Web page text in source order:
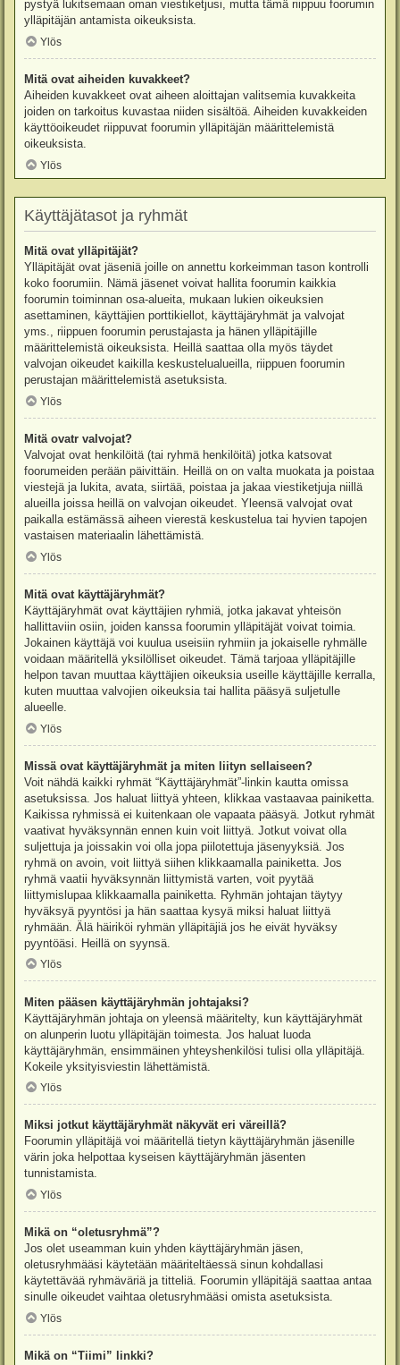
pystyä lukitsemaan oman viestiketjusi, mutta tämä riippuu foorumin
ylläpitäjän antamista oikeuksista.
Ylös
Mitä ovat aiheiden kuvakkeet?
Aiheiden kuvakkeet ovat aiheen aloittajan valitsemia kuvakkeita
joiden on tarkoitus kuvastaa niiden sisältöä. Aiheiden kuvakkeiden
käyttöoikeudet riippuvat foorumin ylläpitäjän määrittelemistä
oikeuksista.
Ylös
Käyttäjätasot ja ryhmät
Mitä ovat ylläpitäjät?
Ylläpitäjät ovat jäseniä joille on annettu korkeimman tason kontrolli
koko foorumiin. Nämä jäsenet voivat hallita foorumin kaikkia
foorumin toiminnan osa-alueita, mukaan lukien oikeuksien
asettaminen, käyttäjien porttikiellot, käyttäjäryhmät ja valvojat
yms., riippuen foorumin perustajasta ja hänen ylläpitäjille
määrittelemistä oikeuksista. Heillä saattaa olla myös täydet
valvojan oikeudet kaikilla keskustelualueilla, riippuen foorumin
perustajan määrittelemistä asetuksista.
Ylös
Mitä ovatr valvojat?
Valvojat ovat henkilöitä (tai ryhmä henkilöitä) jotka katsovat
foorumeiden perään päivittäin. Heillä on on valta muokata ja poistaa
viestejä ja lukita, avata, siirtää, poistaa ja jakaa viestiketjuja niillä
alueilla joissa heillä on valvojan oikeudet. Yleensä valvojat ovat
paikalla estämässä aiheen vierestä keskustelua tai hyvien tapojen
vastaisen materiaalin lähettämistä.
Ylös
Mitä ovat käyttäjäryhmät?
Käyttäjäryhmät ovat käyttäjien ryhmiä, jotka jakavat yhteisön
hallittaviin osiin, joiden kanssa foorumin ylläpitäjät voivat toimia.
Jokainen käyttäjä voi kuulua useisiin ryhmiin ja jokaiselle ryhmälle
voidaan määritellä yksilölliset oikeudet. Tämä tarjoaa ylläpitäjille
helpon tavan muuttaa käyttäjien oikeuksia useille käyttäjille kerralla,
kuten muuttaa valvojien oikeuksia tai hallita pääsyä suljetulle
alueelle.
Ylös
Missä ovat käyttäjäryhmät ja miten liityn sellaiseen?
Voit nähdä kaikki ryhmät “Käyttäjäryhmät”-linkin kautta omissa
asetuksissa. Jos haluat liittyä yhteen, klikkaa vastaavaa painiketta.
Kaikissa ryhmissä ei kuitenkaan ole vapaata pääsyä. Jotkut ryhmät
vaativat hyväksynnän ennen kuin voit liittyä. Jotkut voivat olla
suljettuja ja joissakin voi olla jopa piilotettuja jäsenyyksiä. Jos
ryhmä on avoin, voit liittyä siihen klikkaamalla painiketta. Jos
ryhmä vaatii hyväksynnän liittymistä varten, voit pyytää
liittymislupaa klikkaamalla painiketta. Ryhmän johtajan täytyy
hyväksyä pyyntösi ja hän saattaa kysyä miksi haluat liittyä
ryhmään. Älä häiriköi ryhmän ylläpitäjiä jos he eivät hyväksy
pyyntöäsi. Heillä on syynsä.
Ylös
Miten pääsen käyttäjäryhmän johtajaksi?
Käyttäjäryhmän johtaja on yleensä määritelty, kun käyttäjäryhmät
on alunperin luotu ylläpitäjän toimesta. Jos haluat luoda
käyttäjäryhmän, ensimmäinen yhteyshenkilösi tulisi olla ylläpitäjä.
Kokeile yksityisviestin lähettämistä.
Ylös
Miksi jotkut käyttäjäryhmät näkyvät eri väreillä?
Foorumin ylläpitäjä voi määritellä tietyn käyttäjäryhmän jäsenille
värin joka helpottaa kyseisen käyttäjäryhmän jäsenten
tunnistamista.
Ylös
Mikä on “oletusryhmä”?
Jos olet useamman kuin yhden käyttäjäryhmän jäsen,
oletusryhmääsi käytetään määriteltäessä sinun kohdallasi
käytettävää ryhmäväriä ja titteliä. Foorumin ylläpitäjä saattaa antaa
sinulle oikeudet vaihtaa oletusryhmääsi omista asetuksista.
Ylös
Mikä on “Tiimi” linkki?